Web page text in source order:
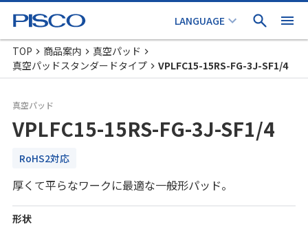
TOP 商品案内
真空パッド
真空パッドスタンダードタイプ
VPLFC15-15RS-FG-3J-SF1/4
真空パッド
VPLFC15-15RS-FG-3J-SF1/4
RoHS2対応
厚くて平らなワークに最適な一般形パッド。
形状